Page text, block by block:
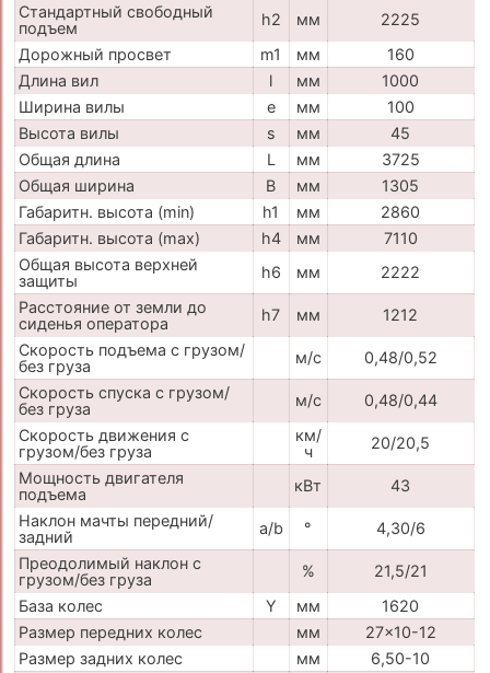
Стандартный свободный
подъем
h2 мм
2225
Дорожный просвет
m1 мм
160
Длина вил
l мм
1000
Ширина вилы
e мм
100
Высота вилы
s мм
45
Общая длина
L мм
3725
Общая ширина
B мм
1305
Габаритн. высота (min)
h1 мм
2860
Габаритн. высота (max)
h4 мм
7110
Общая высота верхней
защиты
h6 мм
2222
Расстояние от земли до
сиденья оператора
h7 мм
1212
Скорость подъема с грузом/
без груза
м/с
0,48/0,52
Скорость спуска с грузом/
без груза
м/с
0,48/0,44
Скорость движения с
грузом/без груза
км/
ч
20/20,5
Мощность двигателя
подъема
кВт
43
Наклон мачты передний/
задний
a/b °
4,30/6
Преодолимый наклон с
грузом/без груза
%
21,5/21
База колес
Y мм
1620
Размер передних колес
мм
27x10-12
Размер задних колес
мм
6,50-10